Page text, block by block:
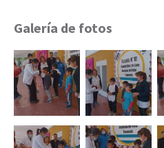
Galería de fotos